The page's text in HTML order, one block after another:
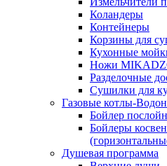
Коландеры
Контейнеры
Корзины для
Кухонные
Ножи
Разделочные
Сушилки для
Газовые котлы-
Бойлер
Бойлеры
Душевая программа